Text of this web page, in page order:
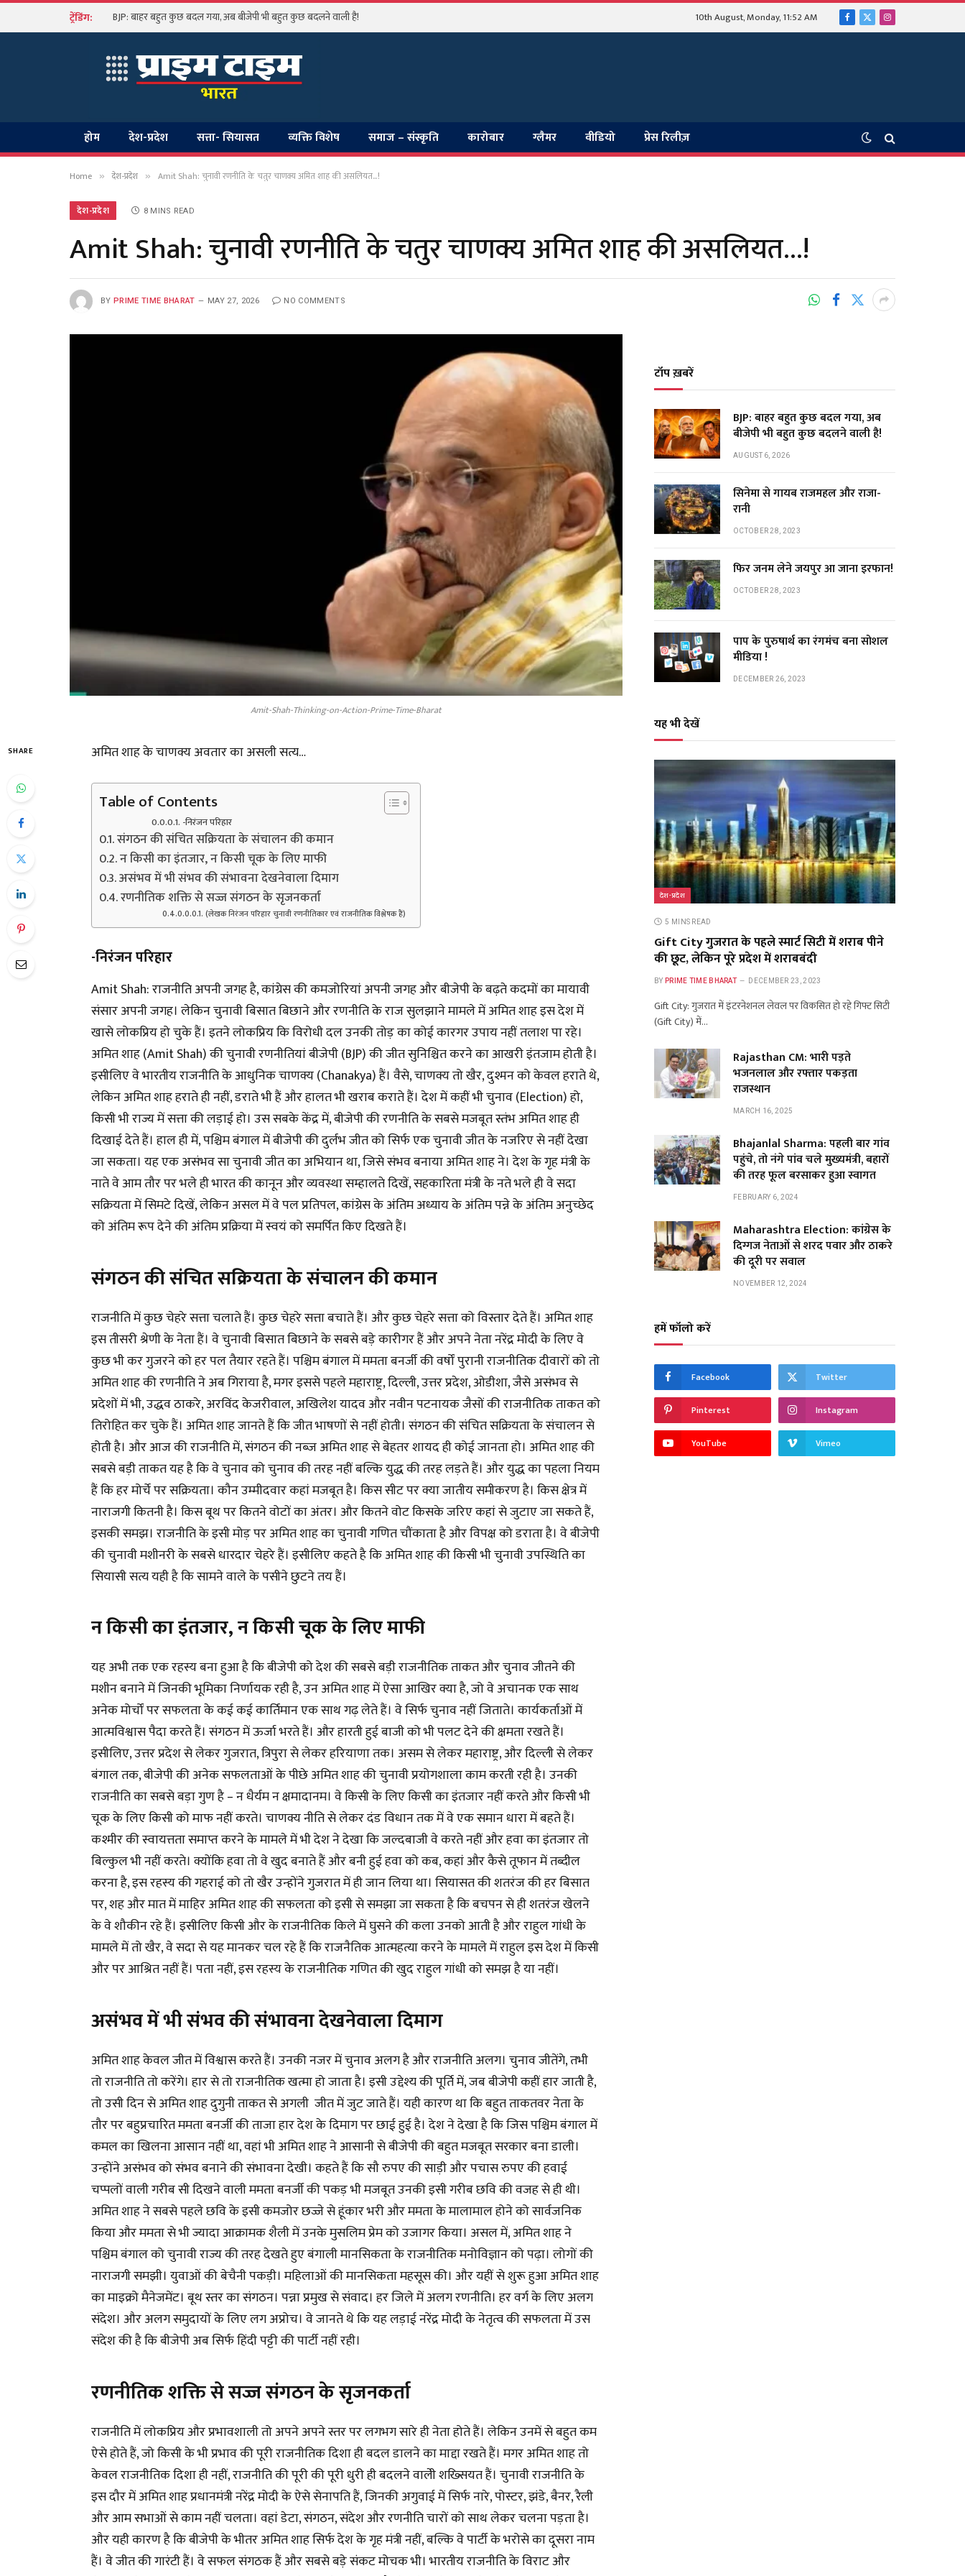
ट्रेंडिंग: 10th August, Monday, 11:52 AM Facebook
X
Instagram
होम देश-प्रदेश सत्ता- सियासत व्यक्ति विशेष समाज – संस्कृति कारोबार ग्लैमर वीडियो प्रेस रिलीज़
Home » देश-प्रदेश » Amit Shah: चुनावी रणनीति के चतुर चाणक्य अमित शाह की असलियत…!
देश-प्रदेश 8 MINS READ
Amit Shah: चुनावी रणनीति के चतुर चाणक्य अमित शाह की असलियत…!
BY PRIME TIME BHARAT MAY 27, 2026 NO COMMENTS
Amit-Shah-Thinking-on-Action-Prime-Time-Bharat
SHARE अमित शाह के चाणक्य अवतार का असली सत्य…
Table of Contents
-निरंजन परिहार
संगठन की संचित सक्रियता के संचालन की कमान
न किसी का इंतजार, न किसी चूक के लिए माफी
असंभव में भी संभव की संभावना देखनेवाला दिमाग
रणनीतिक शक्ति से सज्ज संगठन के सृजनकर्ता
(लेखक निरंजन परिहार चुनावी रणनीतिकार एवं राजनीतिक विश्लेषक हैं)
-निरंजन परिहार
Amit Shah: राजनीति अपनी जगह है, कांग्रेस की कमजोरियां अपनी जगह और बीजेपी के बढ़ते कदमों का मायावी
संसार अपनी जगह। लेकिन चुनावी बिसात बिछाने और रणनीति के राज सुलझाने मामले में अमित शाह इस देश में
खासे लोकप्रिय हो चुके हैं। इतने लोकप्रिय कि विरोधी दल उनकी तोड़ का कोई कारगर उपाय नहीं तलाश पा रहे।
अमित शाह (Amit Shah) की चुनावी रणनीतियां बीजेपी (BJP) की जीत सुनिश्चित करने का आखरी इंतजाम होती है।
इसीलिए वे भारतीय राजनीति के आधुनिक चाणक्य (Chanakya) हैं। वैसे, चाणक्य तो खैर, दुश्मन को केवल हराते थे,
लेकिन अमित शाह हराते ही नहीं, डराते भी हैं और हालत भी खराब कराते हैं। देश में कहीं भी चुनाव (Election) हो,
किसी भी राज्य में सत्ता की लड़ाई हो। उस सबके केंद्र में, बीजेपी की रणनीति के सबसे मजबूत स्तंभ अमित शाह ही
दिखाई देते हैं। हाल ही में, पश्चिम बंगाल में बीजेपी की दुर्लभ जीत को सिर्फ एक चुनावी जीत के नजरिए से नहीं देखा
जा सकता। यह एक असंभव सा चुनावी जीत का अभियान था, जिसे संभव बनाया अमित शाह ने। देश के गृह मंत्री के
नाते वे आम तौर पर भले ही भारत की कानून और व्यवस्था सम्हालते दिखें, सहकारिता मंत्री के नते भले ही वे सदा
सक्रियता में सिमटे दिखें, लेकिन असल में वे पल प्रतिपल, कांग्रेस के अंतिम अध्याय के अंतिम पन्ने के अंतिम अनुच्छेद
को अंतिम रूप देने की अंतिम प्रक्रिया में स्वयं को समर्पित किए दिखते हैं।
संगठन की संचित सक्रियता के संचालन की कमान
राजनीति में कुछ चेहरे सत्ता चलाते हैं। कुछ चेहरे सत्ता बचाते हैं। और कुछ चेहरे सत्ता को विस्तार देते हैं। अमित शाह
इस तीसरी श्रेणी के नेता हैं। वे चुनावी बिसात बिछाने के सबसे बड़े कारीगर हैं और अपने नेता नरेंद्र मोदी के लिए वे
कुछ भी कर गुजरने को हर पल तैयार रहते हैं। पश्चिम बंगाल में ममता बनर्जी की वर्षों पुरानी राजनीतिक दीवारों को तो
अमित शाह की रणनीति ने अब गिराया है, मगर इससे पहले महाराष्ट्र, दिल्ली, उत्तर प्रदेश, ओडीशा, जैसे असंभव से
प्रदेशों में भी, उद्धव ठाकरे, अरविंद केजरीवाल, अखिलेश यादव और नवीन पटनायक जैसों की राजनीतिक ताकत को
तिरोहित कर चुके हैं। अमित शाह जानते हैं कि जीत भाषणों से नहीं होती। संगठन की संचित सक्रियता के संचालन से
होती है। और आज की राजनीति में, संगठन की नब्ज अमित शाह से बेहतर शायद ही कोई जानता हो। अमित शाह की
सबसे बड़ी ताकत यह है कि वे चुनाव को चुनाव की तरह नहीं बल्कि युद्ध की तरह लड़ते हैं। और युद्ध का पहला नियम
हैं कि हर मोर्चे पर सक्रियता। कौन उम्मीदवार कहां मजबूत है। किस सीट पर क्या जातीय समीकरण है। किस क्षेत्र में
नाराजगी कितनी है। किस बूथ पर कितने वोटों का अंतर। और कितने वोट किसके जरिए कहां से जुटाए जा सकते हैं,
इसकी समझ। राजनीति के इसी मोड़ पर अमित शाह का चुनावी गणित चौंकाता है और विपक्ष को डराता है। वे बीजेपी
की चुनावी मशीनरी के सबसे धारदार चेहरे हैं। इसीलिए कहते है कि अमित शाह की किसी भी चुनावी उपस्थिति का
सियासी सत्य यही है कि सामने वाले के पसीने छुटने तय हैं।
न किसी का इंतजार, न किसी चूक के लिए माफी
यह अभी तक एक रहस्य बना हुआ है कि बीजेपी को देश की सबसे बड़ी राजनीतिक ताकत और चुनाव जीतने की
मशीन बनाने में जिनकी भूमिका निर्णायक रही है, उन अमित शाह में ऐसा आखिर क्या है, जो वे अचानक एक साथ
अनेक मोर्चों पर सफलता के कई कई कार्तिमान एक साथ गढ़ लेते हैं। वे सिर्फ चुनाव नहीं जिताते। कार्यकर्ताओं में
आत्मविश्वास पैदा करते हैं। संगठन में ऊर्जा भरते हैं। और हारती हुई बाजी को भी पलट देने की क्षमता रखते हैं।
इसीलिए, उत्तर प्रदेश से लेकर गुजरात, त्रिपुरा से लेकर हरियाणा तक। असम से लेकर महाराष्ट्र, और दिल्ली से लेकर
बंगाल तक, बीजेपी की अनेक सफलताओं के पीछे अमित शाह की चुनावी प्रयोगशाला काम करती रही है। उनकी
राजनीति का सबसे बड़ा गुण है – न धैर्यम न क्षमादानम। वे किसी के लिए किसी का इंतजार नहीं करते और किसी भी
चूक के लिए किसी को माफ नहीं करते। चाणक्य नीति से लेकर दंड विधान तक में वे एक समान धारा में बहते हैं।
कश्मीर की स्वायत्तता समाप्त करने के मामले में भी देश ने देखा कि जल्दबाजी वे करते नहीं और हवा का इंतजार तो
बिल्कुल भी नहीं करते। क्योंकि हवा तो वे खुद बनाते हैं और बनी हुई हवा को कब, कहां और कैसे तूफान में तब्दील
करना है, इस रहस्य की गहराई को तो खैर उन्होंने गुजरात में ही जान लिया था। सियासत की शतरंज की हर बिसात
पर, शह और मात में माहिर अमित शाह की सफलता को इसी से समझा जा सकता है कि बचपन से ही शतरंज खेलने
के वे शौकीन रहे हैं। इसीलिए किसी और के राजनीतिक किले में घुसने की कला उनको आती है और राहुल गांधी के
मामले में तो खैर, वे सदा से यह मानकर चल रहे हैं कि राजनैतिक आत्महत्या करने के मामले में राहुल इस देश में किसी
और पर आश्रित नहीं हैं। पता नहीं, इस रहस्य के राजनीतिक गणित की खुद राहुल गांधी को समझ है या नहीं।
असंभव में भी संभव की संभावना देखनेवाला दिमाग
अमित शाह केवल जीत में विश्वास करते हैं। उनकी नजर में चुनाव अलग है और राजनीति अलग। चुनाव जीतेंगे, तभी
तो राजनीति तो करेंगे। हार से तो राजनीतिक खत्मा हो जाता है। इसी उद्देश्य की पूर्ति में, जब बीजेपी कहीं हार जाती है,
तो उसी दिन से अमित शाह दुगुनी ताकत से अगली जीत में जुट जाते हैं। यही कारण था कि बहुत ताकतवर नेता के
तौर पर बहुप्रचारित ममता बनर्जी की ताजा हार देश के दिमाग पर छाई हुई है। देश ने देखा है कि जिस पश्चिम बंगाल में
कमल का खिलना आसान नहीं था, वहां भी अमित शाह ने आसानी से बीजेपी की बहुत मजबूत सरकार बना डाली।
उन्होंने असंभव को संभव बनाने की संभावना देखी। कहते हैं कि सौ रुपए की साड़ी और पचास रुपए की हवाई
चप्पलों वाली गरीब सी दिखने वाली ममता बनर्जी की पकड़ भी मजबूत उनकी इसी गरीब छवि की वजह से ही थी।
अमित शाह ने सबसे पहले छवि के इसी कमजोर छज्जे से हूंकार भरी और ममता के मालामाल होने को सार्वजनिक
किया और ममता से भी ज्यादा आक्रामक शैली में उनके मुसलिम प्रेम को उजागर किया। असल में, अमित शाह ने
पश्चिम बंगाल को चुनावी राज्य की तरह देखते हुए बंगाली मानसिकता के राजनीतिक मनोविज्ञान को पढ़ा। लोगों की
नाराजगी समझी। युवाओं की बेचैनी पकड़ी। महिलाओं की मानसिकता महसूस की। और यहीं से शुरू हुआ अमित शाह
का माइक्रो मैनेजमेंट। बूथ स्तर का संगठन। पन्ना प्रमुख से संवाद। हर जिले में अलग रणनीति। हर वर्ग के लिए अलग
संदेश। और अलग समुदायों के लिए लग अप्रोच। वे जानते थे कि यह लड़ाई नरेंद्र मोदी के नेतृत्व की सफलता में उस
संदेश की है कि बीजेपी अब सिर्फ हिंदी पट्टी की पार्टी नहीं रही।
रणनीतिक शक्ति से सज्ज संगठन के सृजनकर्ता
राजनीति में लोकप्रिय और प्रभावशाली तो अपने अपने स्तर पर लगभग सारे ही नेता होते हैं। लेकिन उनमें से बहुत कम
ऐसे होते हैं, जो किसी के भी प्रभाव की पूरी राजनीतिक दिशा ही बदल डालने का माद्दा रखते हैं। मगर अमित शाह तो
केवल राजनीतिक दिशा ही नहीं, राजनीति की पूरी की पूरी धुरी ही बदलने वालेी शख्सियत हैं। चुनावी राजनीति के
इस दौर में अमित शाह प्रधानमंत्री नरेंद्र मोदी के ऐसे सेनापति हैं, जिनकी अगुवाई में सिर्फ नारे, पोस्टर, झंडे, बैनर, रैली
और आम सभाओं से काम नहीं चलता। वहां डेटा, संगठन, संदेश और रणनीति चारों को साथ लेकर चलना पड़ता है।
और यही कारण है कि बीजेपी के भीतर अमित शाह सिर्फ देश के गृह मंत्री नहीं, बल्कि वे पार्टी के भरोसे का दूसरा नाम
हैं। वे जीत की गारंटी हैं। वे सफल संगठक हैं और सबसे बड़े संकट मोचक भी। भारतीय राजनीति के विराट और
टॉप ख़बरें
BJP: बाहर बहुत कुछ बदल गया, अब
बीजेपी भी बहुत कुछ बदलने वाली है!
AUGUST 6, 2026
सिनेमा से गायब राजमहल और राजा-
रानी
OCTOBER 28, 2023
फिर जनम लेने जयपुर आ जाना इरफान!
OCTOBER 28, 2023
पाप के पुरुषार्थ का रंगमंच बना सोशल
मीडिया !
DECEMBER 26, 2023
यह भी देखें
देश-प्रदेश
5 MINS READ
Gift City गुजरात के पहले स्मार्ट सिटी में शराब पीने
की छूट, लेकिन पूरे प्रदेश में शराबबंदी
BY PRIME TIME BHARAT DECEMBER 23, 2023
Gift City: गुजरात में इंटरनेशनल लेवल पर विकसित हो रहे गिफ्ट सिटी
(Gift City) में…
Rajasthan CM: भारी पड़ते
भजनलाल और रफ्तार पकड़ता
राजस्थान
MARCH 16, 2025
Bhajanlal Sharma: पहली बार गांव
पहुंचे, तो नंगे पांव चले मुख्यमंत्री, बहारों
की तरह फूल बरसाकर हुआ स्वागत
FEBRUARY 6, 2024
Maharashtra Election: कांग्रेस के
दिग्गज नेताओं से शरद पवार और ठाकरे
की दूरी पर सवाल
NOVEMBER 12, 2024
हमें फॉलो करें
Facebook Twitter
Pinterest Instagram
YouTube Vimeo